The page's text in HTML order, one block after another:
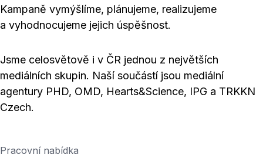
Kampaně vymýšlíme, plánujeme, realizujeme
a vyhodnocujeme jejich úspěšnost.
Jsme celosvětově i v ČR jednou z největších
mediálních skupin. Naší součástí jsou mediální
agentury PHD, OMD, Hearts&Science, IPG a TRKKN
Czech.
Pracovní nabídka